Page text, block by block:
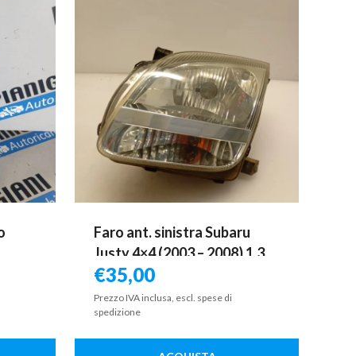
Faro ant. sinistra Subaru
Justy 4×4 (2003 – 2008) 1.3
69 KW benzina 3532086G10
M13A
€35,00
Prezzo IVA inclusa, escl. spese di
spedizione